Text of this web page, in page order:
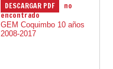
17.12.2021
DESCARGAR PDF
no
encontrado
GEM Coquimbo 10 años
2008-2017